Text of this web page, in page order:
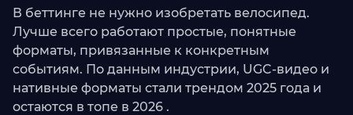
В беттинге не нужно изобретать велосипед.
Лучше всего работают простые, понятные
форматы, привязанные к конкретным
событиям. По данным индустрии, UGC-видео и
нативные форматы стали трендом 2025 года и
остаются в топе в 2026 .